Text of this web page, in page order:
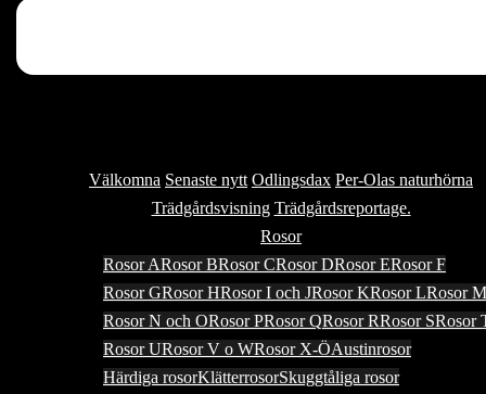
Välkomna Senaste nytt Odlingsdax Per-Olas naturhörna
Trädgårdsvisning Trädgårdsreportage.
Rosor
Rosor ARosor BRosor CRosor DRosor ERosor F
Rosor GRosor HRosor I och JRosor KRosor LRosor M
Rosor N och ORosor PRosor QRosor RRosor SRosor
Rosor URosor V o WRosor X-ÖAustinrosor
Härdiga rosorKlätterrosorSkuggtåliga rosor